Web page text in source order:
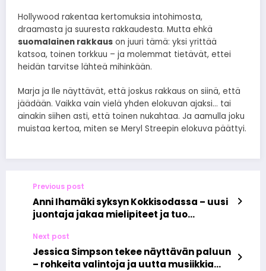
Hollywood rakentaa kertomuksia intohimosta,
draamasta ja suuresta rakkaudesta. Mutta ehkä
suomalainen rakkaus on juuri tämä: yksi yrittää
katsoa, toinen torkkuu – ja molemmat tietävät, ettei
heidän tarvitse lähteä mihinkään.
Marja ja Ile näyttävät, että joskus rakkaus on siinä, että
jäädään. Vaikka vain vielä yhden elokuvan ajaksi… tai
ainakin siihen asti, että toinen nukahtaa. Ja aamulla joku
muistaa kertoa, miten se Meryl Streepin elokuva päättyi.
Previous post
Anni Ihamäki syksyn Kokkisodassa – uusi
juontaja jakaa mielipiteet ja tuo
Next post
Jessica Simpson tekee näyttävän paluun
– rohkeita valintoja ja uutta musiikkia